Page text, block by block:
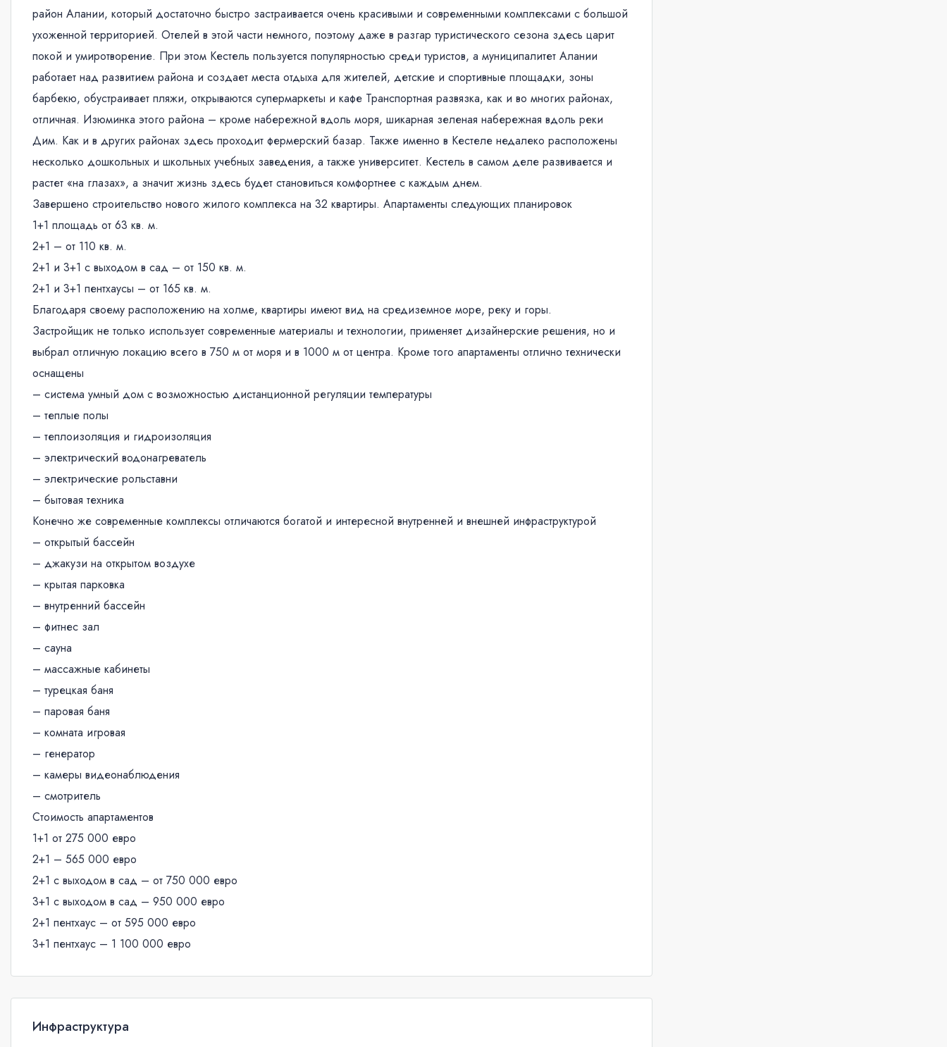
район Алании, который достаточно быстро застраивается очень красивыми и современными комплексами с большой
ухоженной территорией. Отелей в этой части немного, поэтому даже в разгар туристического сезона здесь царит
покой и умиротворение. При этом Кестель пользуется популярностью среди туристов, а муниципалитет Алании
работает над развитием района и создает места отдыха для жителей, детские и спортивные площадки, зоны
барбекю, обустраивает пляжи, открываются супермаркеты и кафе Транспортная развязка, как и во многих районах,
отличная. Изюминка этого района – кроме набережной вдоль моря, шикарная зеленая набережная вдоль реки
Дим. Как и в других районах здесь проходит фермерский базар. Также именно в Кестеле недалеко расположены
несколько дошкольных и школьных учебных заведения, а также университет. Кестель в самом деле развивается и
растет «на глазах», а значит жизнь здесь будет становиться комфортнее с каждым днем.
Завершено строительство нового жилого комплекса на 32 квартиры. Апартаменты следующих планировок
1+1 площадь от 63 кв. м.
2+1 – от 110 кв. м.
2+1 и 3+1 с выходом в сад – от 150 кв. м.
2+1 и 3+1 пентхаусы – от 165 кв. м.
Благодаря своему расположению на холме, квартиры имеют вид на средиземное море, реку и горы.
Застройщик не только использует современные материалы и технологии, применяет дизайнерские решения, но и
выбрал отличную локацию всего в 750 м от моря и в 1000 м от центра. Кроме того апартаменты отлично технически
оснащены
– система умный дом с возможностью дистанционной регуляции температуры
– теплые полы
– теплоизоляция и гидроизоляция
– электрический водонагреватель
– электрические рольставни
– бытовая техника
Конечно же современные комплексы отличаются богатой и интересной внутренней и внешней инфраструктурой
– открытый бассейн
– джакузи на открытом воздухе
– крытая парковка
– внутренний бассейн
– фитнес зал
– сауна
– массажные кабинеты
– турецкая баня
– паровая баня
– комната игровая
– генератор
– камеры видеонаблюдения
– смотритель
Стоимость апартаментов
1+1 от 275 000 евро
2+1 – 565 000 евро
2+1 с выходом в сад – от 750 000 евро
3+1 с выходом в сад – 950 000 евро
2+1 пентхаус – от 595 000 евро
3+1 пентхаус – 1 100 000 евро
Инфраструктура